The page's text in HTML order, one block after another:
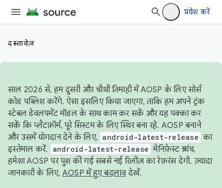
प्रवेश करें
दस्तावेज़
साल 2026 से, हम दूसरी और चौथी तिमाही में AOSP के लिए सोर्स
कोड पब्लिश करेंगे. ऐसा इसलिए किया जाएगा, ताकि हम अपने ट्रंक
स्टेबल डेवलपमेंट मॉडल के साथ काम कर सकें और यह पक्का कर
सकें कि प्लैटफ़ॉर्म, पूरे सिस्टम के लिए स्थिर बना रहे. AOSP बनाने
और उसमें योगदान देने के लिए, android-latest-release का
इस्तेमाल करें.
android-latest-release मेनिफ़ेस्ट ब्रांच,
हमेशा AOSP पर पुश की गई सबसे नई रिलीज़ का रेफ़रंस देगी. ज़्यादा
जानकारी के लिए, AOSP में हुए बदलावदेखें.